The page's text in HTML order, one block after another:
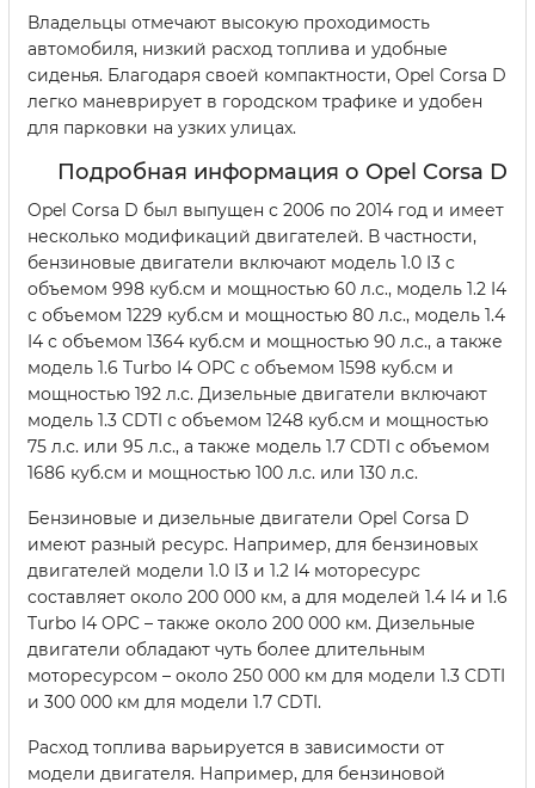
Владельцы отмечают высокую проходимость
автомобиля, низкий расход топлива и удобные
сиденья. Благодаря своей компактности, Opel Corsa D
легко маневрирует в городском трафике и удобен
для парковки на узких улицах.
Подробная информация о Opel Corsa D
Opel Corsa D был выпущен с 2006 по 2014 год и имеет
несколько модификаций двигателей. В частности,
бензиновые двигатели включают модель 1.0 I3 с
объемом 998 куб.см и мощностью 60 л.с., модель 1.2 I4
с объемом 1229 куб.см и мощностью 80 л.с., модель 1.4
I4 с объемом 1364 куб.см и мощностью 90 л.с., а также
модель 1.6 Turbo I4 OPC с объемом 1598 куб.см и
мощностью 192 л.с. Дизельные двигатели включают
модель 1.3 CDTI с объемом 1248 куб.см и мощностью
75 л.с. или 95 л.с., а также модель 1.7 CDTI с объемом
1686 куб.см и мощностью 100 л.с. или 130 л.с.
Бензиновые и дизельные двигатели Opel Corsa D
имеют разный ресурс. Например, для бензиновых
двигателей модели 1.0 I3 и 1.2 I4 моторесурс
составляет около 200 000 км, а для моделей 1.4 I4 и 1.6
Turbo I4 OPC – также около 200 000 км. Дизельные
двигатели обладают чуть более длительным
моторесурсом – около 250 000 км для модели 1.3 CDTI
и 300 000 км для модели 1.7 CDTI.
Расход топлива варьируется в зависимости от
модели двигателя. Например, для бензиновой